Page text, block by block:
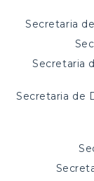
Secretaria
Secretaria
Secretaria de